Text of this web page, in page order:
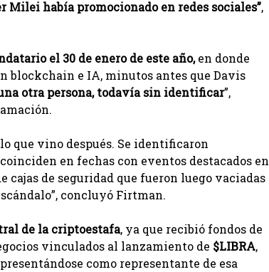
había promocionado en redes sociales”,
el 30 de enero de este año,en donde
blockchain e IA, minutos antes que Davis
otra persona, todavía sin identificar”,
que vino después. Se identificaron
en fechas con eventos destacados en
de seguridad que fueron luego vaciadas
concluyó Firtman.
de la criptoestafa, ya que recibió fondos de
vinculados al lanzamiento de $LIBRA,
como representante de esa